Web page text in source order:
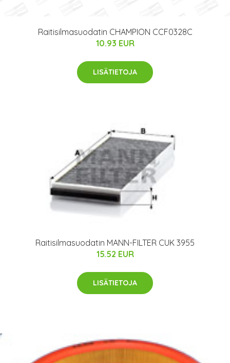
Raitisilmasuodatin CHAMPION CCF0328C
10.93 EUR
LISÄTIETOJA
Raitisilmasuodatin MANN-FILTER CUK 3955
15.52 EUR
LISÄTIETOJA